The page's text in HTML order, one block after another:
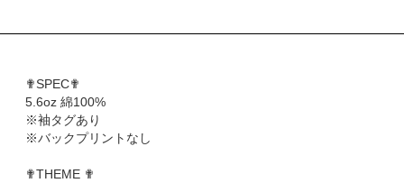
✟SPEC✟
5.6oz 綿100%
※袖タグあり
※バックプリントなし
✟THEME ✟